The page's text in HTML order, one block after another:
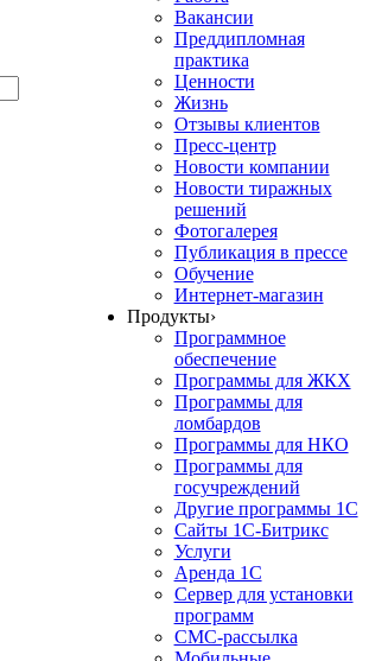
Вакансии
Преддипломная
практика
Ценности
Жизнь
Отзывы клиентов
Пресс-центр
Новости компании
Новости тиражных
решений
Фотогалерея
Публикация в прессе
Обучение
Интернет-магазин
Продукты›
Программное
обеспечение
Программы для ЖКХ
Программы для
ломбардов
Программы для НКО
Программы для
госучреждений
Другие программы 1С
Сайты 1С-Битрикс
Услуги
Аренда 1С
Сервер для установки
программ
СМС-рассылка